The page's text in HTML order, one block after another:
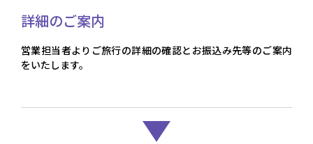
詳細のご案内
営業担当者よりご旅行の詳細の確認とお振込み先等のご案内
をいたします。